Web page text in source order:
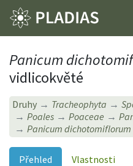
Panicum
vidlicokvěté
Druhy Tracheophyta
Poales
Poaceae
Panicum dichotomiflorum
Přehled Vlastnosti